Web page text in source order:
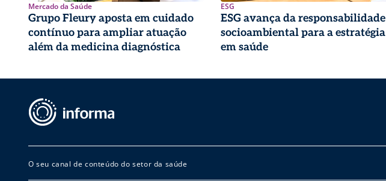
Mercado da Saúde
Grupo Fleury aposta em cuidado
contínuo para ampliar atuação
além da medicina diagnóstica
ESG
ESG avança da responsabilidade
socioambiental para a estratégia
em saúde
O seu canal de conteúdo do setor da saúde